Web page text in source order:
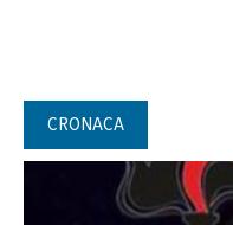
CRONACA